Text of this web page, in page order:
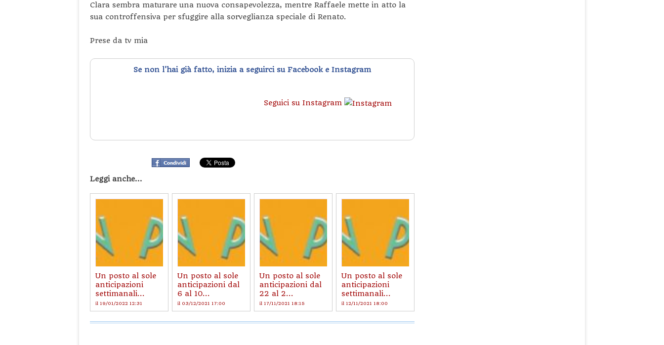
Clara sembra maturare una nuova consapevolezza, mentre Raffaele mette in atto la
sua controffensiva per sfuggire alla sorveglianza speciale di Renato.
Prese da tv mia
Se non l'hai già fatto, inizia a seguirci su Facebook e Instagram
Seguici su Instagram
Leggi anche...
Un posto al sole
anticipazioni
settimanali...
il 19/01/2022 12:31
Un posto al sole
anticipazioni dal
6 al 10...
il 03/12/2021 17:00
Un posto al sole
anticipazioni dal
22 al 2...
il 17/11/2021 18:15
Un posto al sole
anticipazioni
settimanali...
il 12/11/2021 18:00